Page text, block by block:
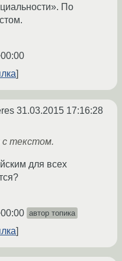
По
31.03.2015 17:16:28
с текстом.
для всех
автор топика